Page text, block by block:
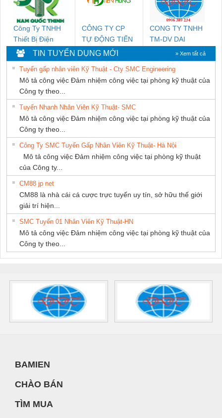
Công Ty TNHH
Thiết Bị Điện
Nam Quốc Thịnh
CÔNG TY CP
TỰ ĐỘNG TIẾN
HƯNG
CONG TY TNHH
TM-DV DAI
DONG THANH
TIN TUYỂN DỤNG MỚI » Xem tất cả
Tuyển gấp nhân viên Kỹ Thuật - Cty SMC Engineering
Mô tả công việc Đảm nhiệm công việc tại phòng kỹ thuật của
Công ty theo...
Tuyển Nhanh Nhân Viên Kỹ Thuật- SMC
Mô tả công việc Đảm nhiệm công việc tại phòng kỹ thuật của
Công ty theo...
Công Ty SMC Tuyển Gấp Nhân Viên Kỹ Thuật- Hà Nội
Mô tả công việc Đảm nhiệm công việc tại phòng kỹ thuật
của Công ty...
CM88 jp net
CM88 là nhà cái cá cược trực tuyến uy tín, sở hữu thế giới
giải trí hiện...
SMC Tuyển 01 Nhân Viên Kỹ Thuật-HN
Mô tả công việc Đảm nhiệm công việc tại phòng kỹ thuật của
Công ty theo...
BAMIEN
CHÀO BÁN
TÌM MUA